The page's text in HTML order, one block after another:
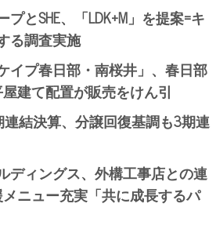
とSHE、「LDK+M」を提案=キ
る調査実施
イプ春日部・南桜井」、春日部
建て配置が販売をけん引
結決算、分譲回復基調も3期連
ディングス、外構工事店との連
ニュー充実「共に成長するパ